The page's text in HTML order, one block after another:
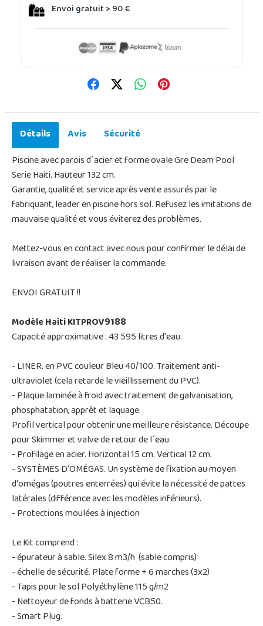
Envoi gratuit > 90 €
Détails Avis
Sécurité
Piscine avec parois d´acier et forme ovale Gre Deam Pool
Serie Haiti. Hauteur 132 cm.
Garantie, qualité et service après vente assurés par le
fabriquant, leader en piscine hors sol. Refusez les imitations de
mauvaise qualité et vous éviterez des problèmes.
Mettez-vous en contact avec nous pour confirmer le délai de
livraison avant de réaliser la commande.
ENVOI GRATUIT !!
Modèle Haiti KITPROV9188
Capacité approximative : 43 595 litres d'eau.
- LINER. en PVC couleur Bleu 40/100. Traitement anti-
ultraviolet (cela retarde le vieillissement du PVC).
- Plaque laminée à froid avec traitement de galvanisation,
phosphatation, apprêt et laquage.
Profil vertical pour obtenir une meilleure résistance. Découpe
pour Skimmer et valve de retour de l´eau.
- Profilage en acier. Horizontal 15 cm. Vertical 12 cm.
- SYSTÈMES D'OMÉGAS. Un système de fixation au moyen
d'omégas (poutres enterrées) qui évite la nécessité de pattes
latérales (différence avec les modèles inférieurs).
- Protections moulées à injection
Le Kit comprend :
- épurateur à sable. Silex 8 m3/h (sable compris)
- échelle de sécurité. Plate forme + 6 marches (3x2)
- Tapis pour le sol Polyéthylène 115 g/m2
- Nettoyeur de fonds à batterie VCB50.
- Smart Plug.